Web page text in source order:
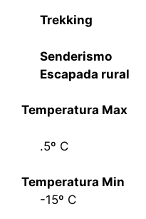
Trekking
Senderismo
Escapada rural
Temperatura Max
.5º C
Temperatura Min
-15º C